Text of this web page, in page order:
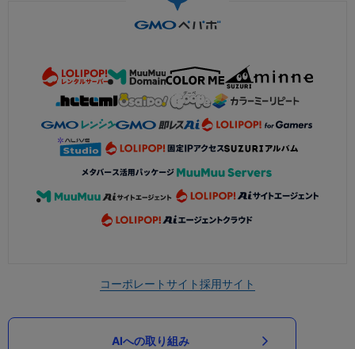
コーポレートサイト採用サイト
AIへの取り組み